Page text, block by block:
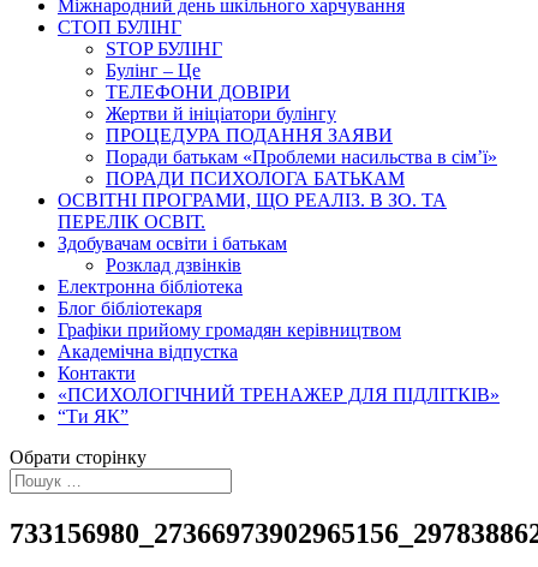
Міжнародний день шкільного харчування
СТОП БУЛІНГ
STOP БУЛІНГ
Булінг – Це
ТЕЛЕФОНИ ДОВІРИ
Жертви й ініціатори булінгу
ПРОЦЕДУРА ПОДАННЯ ЗАЯВИ
Поради батькам «Проблеми насильства в сім’ї»
ПОРАДИ ПСИХОЛОГА БАТЬКАМ
ОСВІТНІ ПРОГРАМИ, ЩО РЕАЛІЗ. В ЗО. ТА
ПЕРЕЛІК ОСВІТ.
Здобувачам освіти і батькам
Розклад дзвінків
Електронна бібліотека
Блог бібліотекаря
Графіки прийому громадян керівництвом
Академічна відпустка
Контакти
«ПСИХОЛОГІЧНИЙ ТРЕНАЖЕР ДЛЯ ПІДЛІТКІВ»
“Ти ЯК”
Обрати сторінку